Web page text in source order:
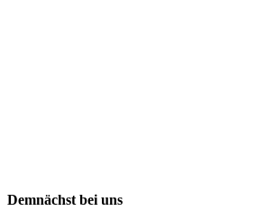
Demnächst bei uns